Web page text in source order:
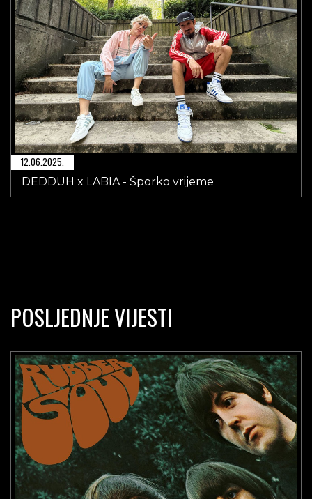
12.06.2025.
DEDDUH x LABIA - Šporko vrijeme
POSLJEDNJE VIJESTI